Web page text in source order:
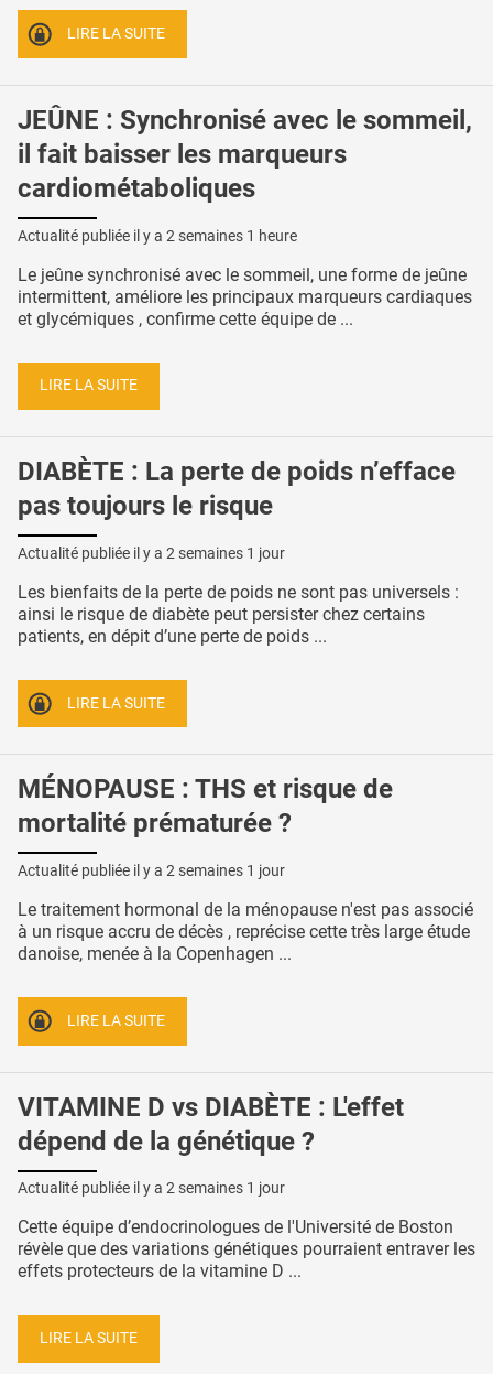
LIRE LA SUITE
JEÛNE : Synchronisé avec le sommeil,
il fait baisser les marqueurs
cardiométaboliques
Actualité publiée il y a 2 semaines 1 heure
Le jeûne synchronisé avec le sommeil, une forme de jeûne
intermittent, améliore les principaux marqueurs cardiaques
et glycémiques , confirme cette équipe de ...
LIRE LA SUITE
DIABÈTE : La perte de poids n’efface
pas toujours le risque
Actualité publiée il y a 2 semaines 1 jour
Les bienfaits de la perte de poids ne sont pas universels :
ainsi le risque de diabète peut persister chez certains
patients, en dépit d’une perte de poids ...
LIRE LA SUITE
MÉNOPAUSE : THS et risque de
mortalité prématurée ?
Actualité publiée il y a 2 semaines 1 jour
Le traitement hormonal de la ménopause n'est pas associé
à un risque accru de décès , reprécise cette très large étude
danoise, menée à la Copenhagen ...
LIRE LA SUITE
VITAMINE D vs DIABÈTE : L'effet
dépend de la génétique ?
Actualité publiée il y a 2 semaines 1 jour
Cette équipe d’endocrinologues de l'Université de Boston
révèle que des variations génétiques pourraient entraver les
effets protecteurs de la vitamine D ...
LIRE LA SUITE